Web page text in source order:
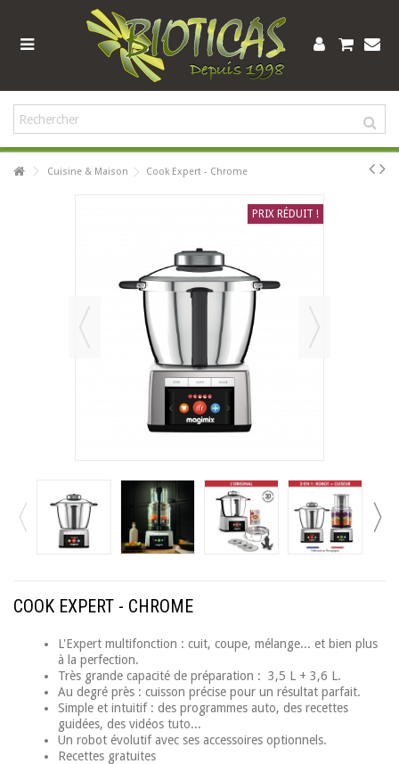
Cuisine & Maison Cook Expert - Chrome
PRIX RÉDUIT !
COOK EXPERT - CHROME
L'Expert multifonction : cuit, coupe, mélange... et bien plus
à la perfection.
Très grande capacité de préparation : 3,5 L + 3,6 L.
Au degré près : cuisson précise pour un résultat parfait.
Simple et intuitif : des programmes auto, des recettes
guidées, des vidéos tuto...
Un robot évolutif avec ses accessoires optionnels.
Recettes gratuites